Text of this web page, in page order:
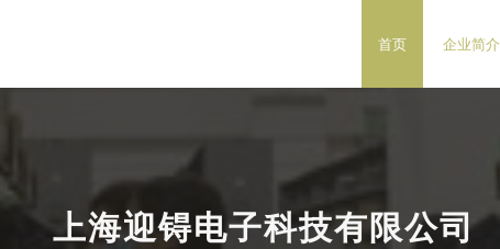
首页 企业简介
上海迎锝电子科技有限公司